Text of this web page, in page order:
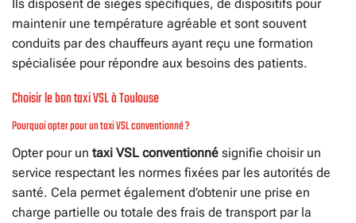
Ils disposent de sièges spécifiques, de dispositifs pour
maintenir une température agréable et sont souvent
conduits par des chauffeurs ayant reçu une formation
spécialisée pour répondre aux besoins des patients.
Choisir le bon taxi VSL à Toulouse
Pourquoi opter pour un taxi VSL conventionné ?
Opter pour un taxi VSL conventionné signifie choisir un
service respectant les normes fixées par les autorités de
santé. Cela permet également d’obtenir une prise en
charge partielle ou totale des frais de transport par la